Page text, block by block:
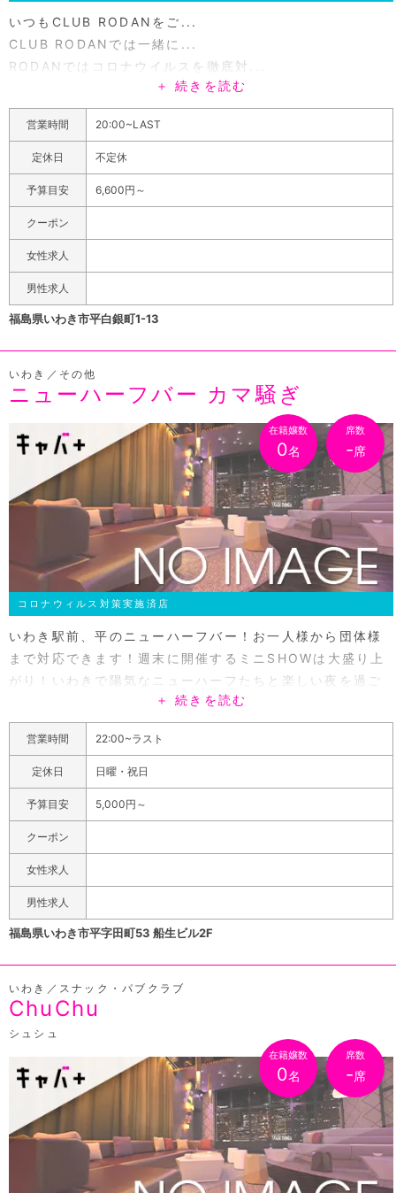
いつもCLUB RODANをご...
CLUB RODANでは一緒に...
RODANではコロナウイルスを徹底対...
ロダンはいわき駅から歩いてスグの平で営業するキャバク
ラです。ご新規様には初回セット60分で1SET 3,000円で
ご案内いたします。駅前の各ビジネスホテルからも歩いて
スグで出張のお客様などにオススメです。店内も広々とし
ていて、いわき最高クラスの大きさです。 たくさん騒いで
楽しく過ごしてください。
＋ 続きを読む
営業時間 20:00~LAST
定休日 不定休
予算目安 6,600円～
クーポン
女性求人
男性求人
福島県いわき市平白銀町1-13
いわき／その他
ニューハーフバー カマ騒ぎ
在籍嬢数
0名
席数
-席
コロナウィルス対策実施済店
いわき駅前、平のニューハーフバー！お一人様から団体様
まで対応できます！週末に開催するミニSHOWは大盛り上
がり！いわきで陽気なニューハーフたちと楽しい夜を過ご
＋ 続きを読む
営業時間 22:00~ラスト
定休日 日曜・祝日
予算目安 5,000円～
クーポン
女性求人
男性求人
福島県いわき市平字田町53 船生ビル2F
いわき／スナック・パブクラブ
ChuChu
シュシュ
在籍嬢数
0名
席数
-席